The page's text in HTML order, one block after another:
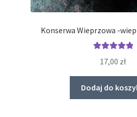
Konserwa Wieprzowa -
5.00
17,00 zł
Dodaj do